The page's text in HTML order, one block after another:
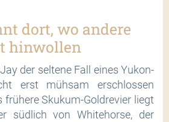
dort, wo andere
hinwollen
der seltene Fall eines Yukon-
erst mühsam erschlossen
frühere Skukum-Goldrevier liegt
südlich von Whitehorse, der